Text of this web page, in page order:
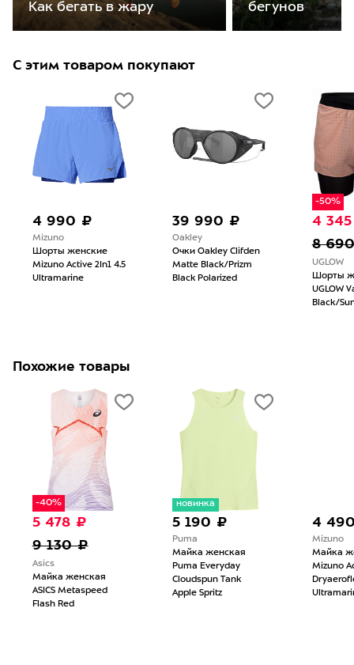
Как бегать в жару бегунов
С этим товаром покупают
4 990 ₽
Mizuno
Шорты женские
Mizuno Active 2In1 4.5
Ultramarine
39 990 ₽
Oakley
Очки Oakley Clifden
Matte Black/Prizm
Black Polarized
-50%
4
8
UGLOW
Шорты
UGLOW
Black/
Похожие товары
-40%
5 478 ₽
9 130 ₽
Asics
Майка женская
ASICS Metaspeed
Flash Red
новинка
5 190 ₽
Puma
Майка женская
Puma Everyday
Cloudspun Tank
Apple Spritz
4
Mizuno
Майка
Mizuno